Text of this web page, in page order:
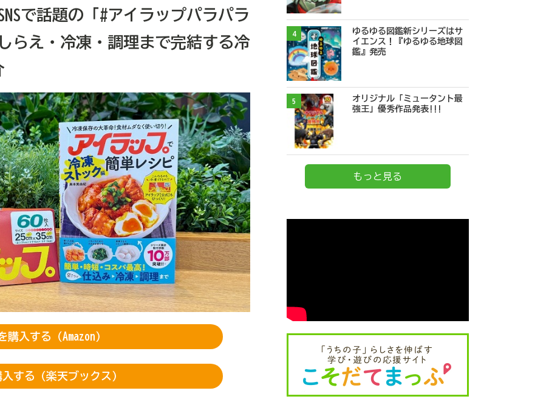
で話題の「#アイラップパラパラ
らえ・冷凍・調理まで完結する冷
購入する（Amazon）
する（楽天ブックス）
4
ゆるゆる図鑑新シリーズはサ
イエンス！『ゆるゆる地球図
鑑』発売
5
オリジナル「ミュータント最
強王」優秀作品発表!!!
もっと見る